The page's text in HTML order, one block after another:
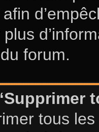
plus
forum.
tous